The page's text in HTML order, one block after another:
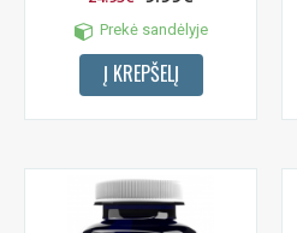
Prekė sandėlyje
Į KREPŠELĮ